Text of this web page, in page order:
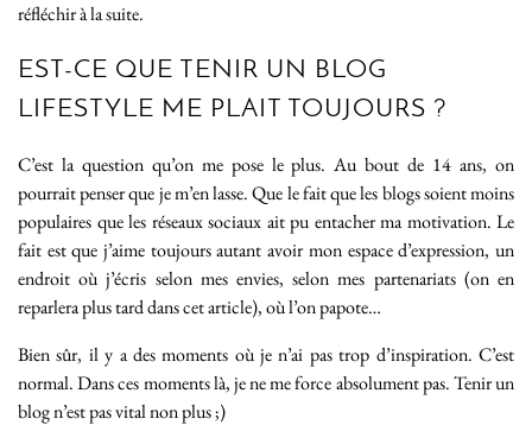
réfléchir à la suite.
EST-CE QUE TENIR UN BLOG
LIFESTYLE ME PLAIT TOUJOURS ?
C’est la question qu’on me pose le plus. Au bout de 14 ans, on
pourrait penser que je m’en lasse. Que le fait que les blogs soient moins
populaires que les réseaux sociaux ait pu entacher ma motivation. Le
fait est que j’aime toujours autant avoir mon espace d’expression, un
endroit où j’écris selon mes envies, selon mes partenariats (on en
reparlera plus tard dans cet article), où l’on papote…
Bien sûr, il y a des moments où je n’ai pas trop d’inspiration. C’est
normal. Dans ces moments là, je ne me force absolument pas. Tenir un
blog n’est pas vital non plus ;)